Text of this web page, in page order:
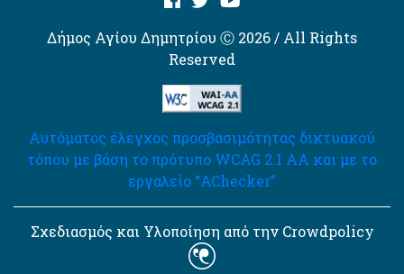
Δήμος Αγίου Δημητρίου Ⓒ 2026 / All Rights
Reserved
Αυτόματος έλεγχος προσβασιμότητας δικτυακού
τόπου με βάση το πρότυπο WCAG 2.1 AA και με το
εργαλείο “AChecker”
Σχεδιασμός και Υλοποίηση από την Crowdpolicy